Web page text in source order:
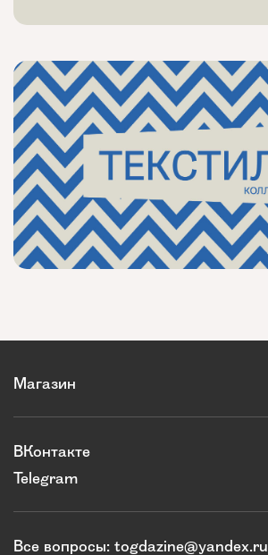
Магазин
ВКонтакте
Telegram
Все вопросы: togdazine@yandex.ru